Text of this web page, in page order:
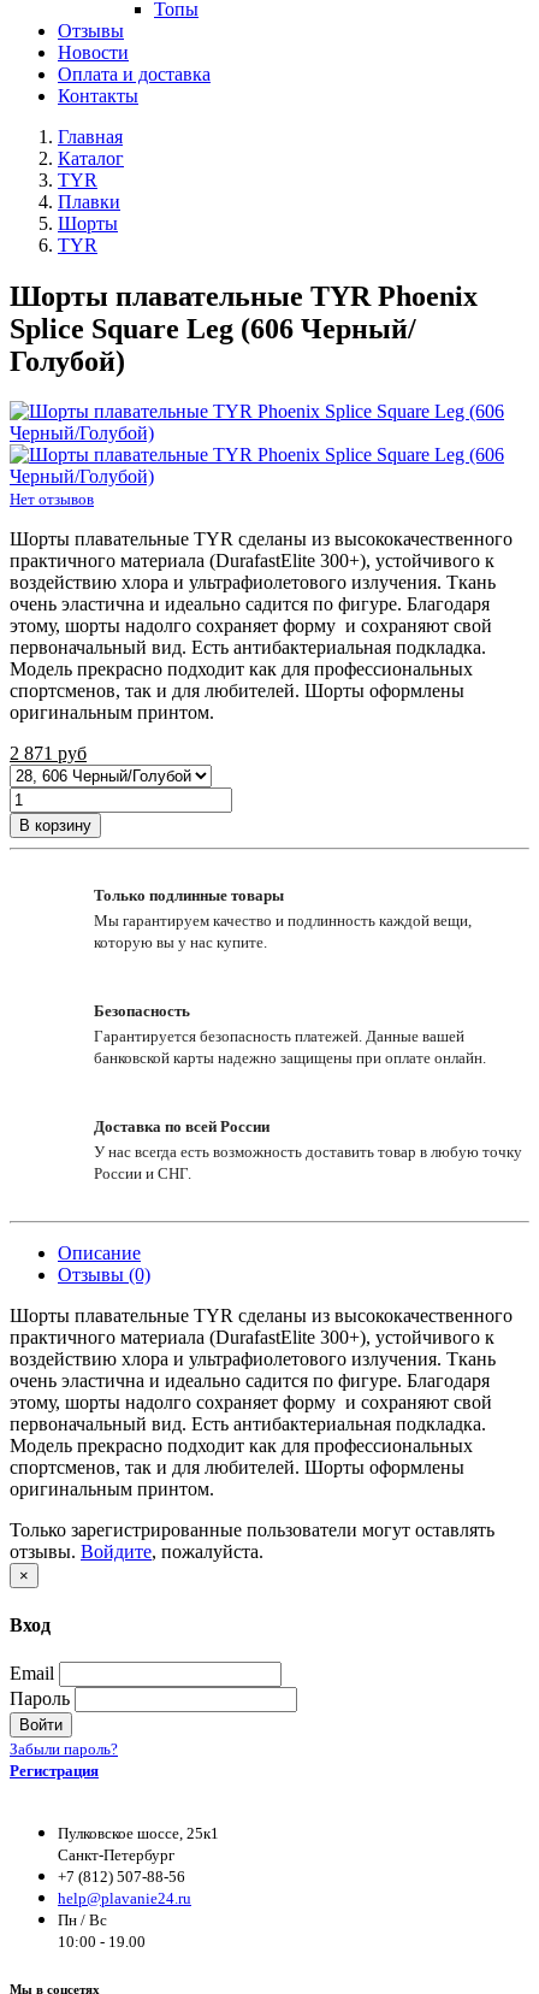
Топы
Отзывы
Новости
Оплата и доставка
Контакты
Главная
Каталог
TYR
Плавки
Шорты
TYR
Шорты плавательные TYR Phoenix
Splice Square Leg (606 Черный/
Голубой)
Нет отзывов
Шорты плавательные TYR сделаны из высококачественного
практичного материала (DurafastElite 300+), устойчивого к
воздействию хлора и ультрафиолетового излучения. Ткань
очень эластична и идеально садится по фигуре. Благодаря
этому, шорты надолго сохраняет форму и сохраняют свой
первоначальный вид. Есть антибактериальная подкладка.
Модель прекрасно подходит как для профессиональных
спортсменов, так и для любителей. Шорты оформлены
оригинальным принтом.
2 871 руб
В корзину
Только подлинные товары
Мы гарантируем качество и подлинность каждой вещи,
которую вы у нас купите.
Безопасность
Гарантируется безопасность платежей. Данные вашей
банковской карты надежно защищены при оплате онлайн.
Доставка по всей России
У нас всегда есть возможность доставить товар в любую точку
России и СНГ.
Описание
Отзывы (0)
Шорты плавательные TYR сделаны из высококачественного
практичного материала (DurafastElite 300+), устойчивого к
воздействию хлора и ультрафиолетового излучения. Ткань
очень эластична и идеально садится по фигуре. Благодаря
этому, шорты надолго сохраняет форму и сохраняют свой
первоначальный вид. Есть антибактериальная подкладка.
Модель прекрасно подходит как для профессиональных
спортсменов, так и для любителей. Шорты оформлены
оригинальным принтом.
Только зарегистрированные пользователи могут оставлять
отзывы. Войдите, пожалуйста.
×
Вход
Email
Пароль
Войти
Забыли пароль?
Регистрация
Пулковское шоссе, 25к1
Санкт-Петербург
+7 (812) 507-88-56
help@plavanie24.ru
Пн / Вс
10:00 - 19.00
Мы в соцсетях